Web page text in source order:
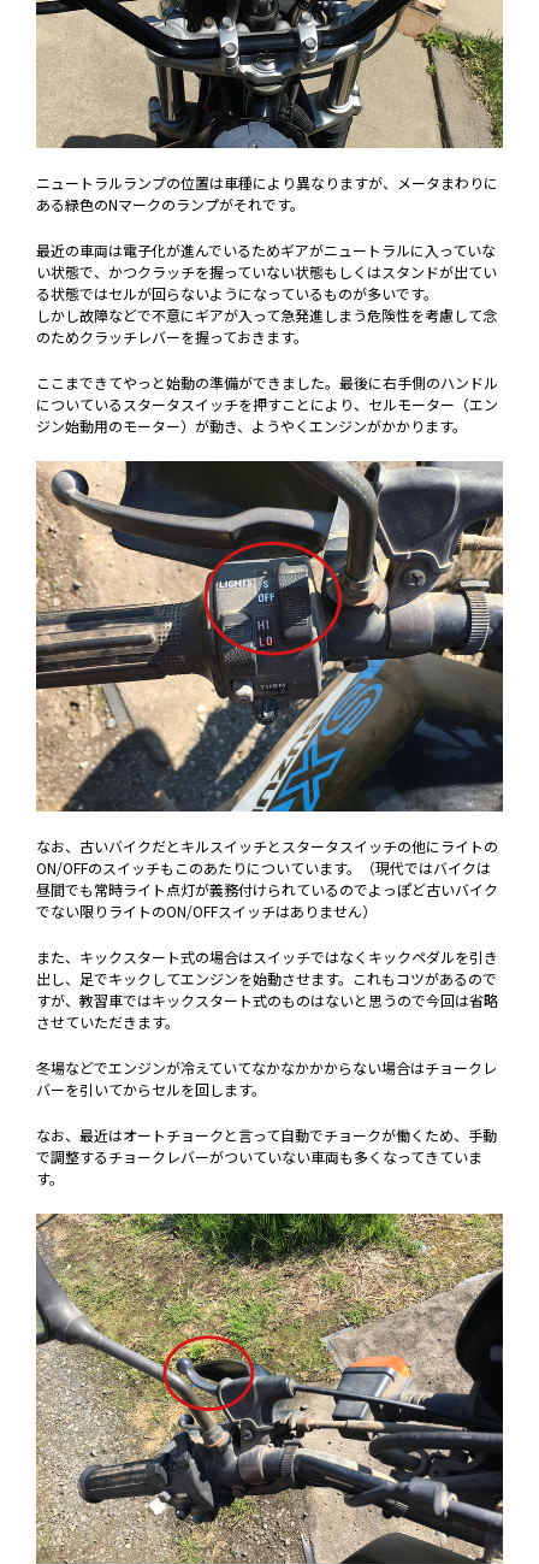
ニュートラルランプの位置は車種により異なりますが、メータまわりに
ある緑色のNマークのランプがそれです。
最近の車両は電子化が進んでいるためギアがニュートラルに入っていな
い状態で、かつクラッチを握っていない状態もしくはスタンドが出てい
る状態ではセルが回らないようになっているものが多いです。
しかし故障などで不意にギアが入って急発進しまう危険性を考慮して念
のためクラッチレバーを握っておきます。
ここまできてやっと始動の準備ができました。最後に右手側のハンドル
についているスタータスイッチを押すことにより、セルモーター（エン
ジン始動用のモーター）が動き、ようやくエンジンがかかります。
なお、古いバイクだとキルスイッチとスタータスイッチの他にライトの
ON/OFFのスイッチもこのあたりについています。（現代ではバイクは
昼間でも常時ライト点灯が義務付けられているのでよっぽど古いバイク
でない限りライトのON/OFFスイッチはありません）
また、キックスタート式の場合はスイッチではなくキックペダルを引き
出し、足でキックしてエンジンを始動させます。これもコツがあるので
すが、教習車ではキックスタート式のものはないと思うので今回は省略
させていただきます。
冬場などでエンジンが冷えていてなかなかかからない場合はチョークレ
バーを引いてからセルを回します。
なお、最近はオートチョークと言って自動でチョークが働くため、手動
で調整するチョークレバーがついていない車両も多くなってきていま
す。